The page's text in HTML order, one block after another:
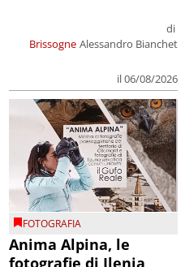
Brissogne
di
Alessandro Bianchet
il 06/08/2026
FOTOGRAFIA
Anima Alpina, le
fotografie di Ilenia